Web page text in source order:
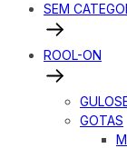
SEM
ROOL-ON
GOTAS